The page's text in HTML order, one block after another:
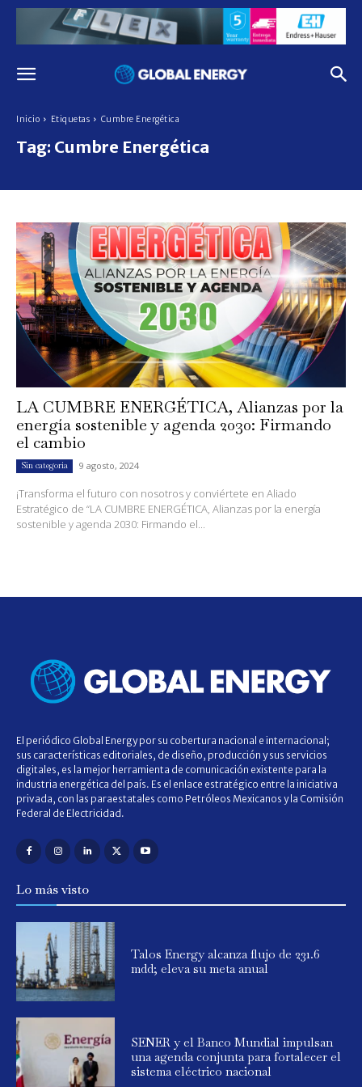
Inicio Etiquetas Cumbre Energética
Tag: Cumbre Energética
LA CUMBRE ENERGÉTICA, Alianzas por la
energía sostenible y agenda 2030: Firmando
el cambio
Sin categoría 9 agosto, 2024
¡Transforma el futuro con nosotros y conviértete en Aliado
Estratégico de “LA CUMBRE ENERGÉTICA, Alianzas por la energía
sostenible y agenda 2030: Firmando el...
El periódico Global Energy por su cobertura nacional e internacional;
sus características editoriales, de diseño, producción y sus servicios
digitales, es la mejor herramienta de comunicación existente para la
industria energética del país. Es el enlace estratégico entre la iniciativa
privada, con las paraestatales como Petróleos Mexicanos y la Comisión
Federal de Electricidad.
Lo más visto
Talos Energy alcanza flujo de 231.6
mdd; eleva su meta anual
SENER y el Banco Mundial impulsan
una agenda conjunta para fortalecer el
sistema eléctrico nacional